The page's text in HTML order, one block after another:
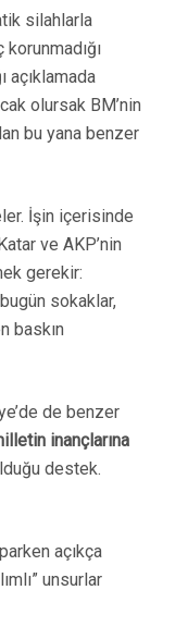
silahlarla
açıklamada
olursak BM’nin
bu yana benzer
İşin içerisinde
ve AKP’nin
gerekir:
sokaklar,
baskın
de benzer
inançlarına
destek.
açıkça
unsurlar